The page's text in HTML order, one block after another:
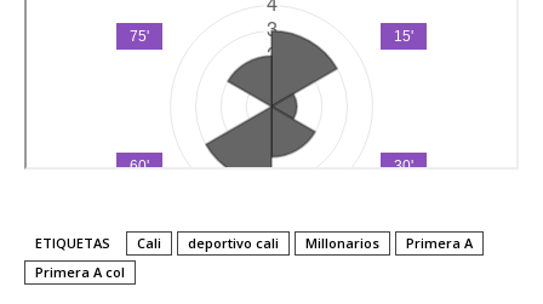
ETIQUETAS Cali deportivo cali Millonarios
Primera A
Primera A col